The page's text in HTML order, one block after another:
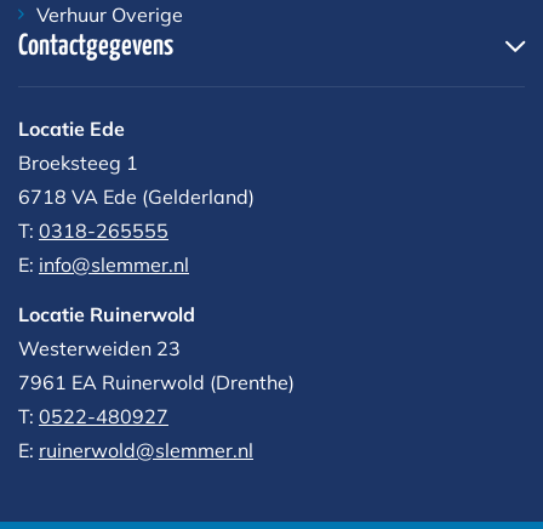
Verhuur Overige
Contactgegevens
Locatie Ede
Broeksteeg 1
6718 VA Ede (Gelderland)
T: 0318-265555
E: info@slemmer.nl
Locatie Ruinerwold
Westerweiden 23
7961 EA Ruinerwold (Drenthe)
T: 0522-480927‬
E: ruinerwold@slemmer.nl